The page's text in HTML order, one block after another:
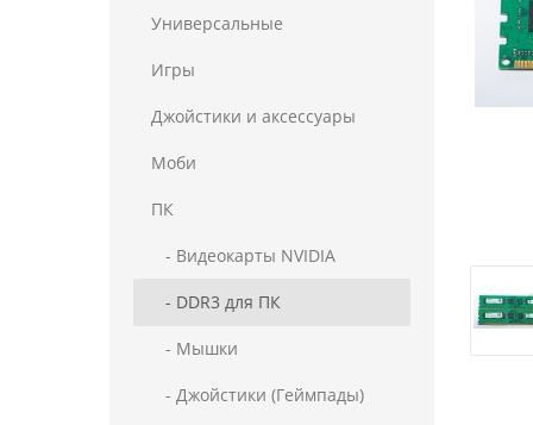
Универсальные
Игры
Джойстики и аксессуары
Моби
ПК
- Видеокарты NVIDIA
- DDR3 для ПК
- Мышки
- Джойстики (Геймпады)